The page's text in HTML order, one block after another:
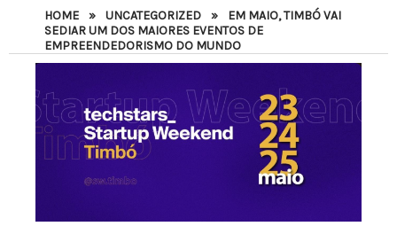
HOME » UNCATEGORIZED »
EM MAIO, TIMBÓ VAI
SEDIAR UM DOS MAIORES EVENTOS DE
EMPREENDEDORISMO DO MUNDO